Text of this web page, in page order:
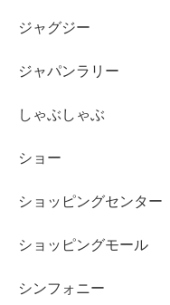
ジャグジー
ジャパンラリー
しゃぶしゃぶ
ショー
ショッピングセンター
ショッピングモール
シンフォニー